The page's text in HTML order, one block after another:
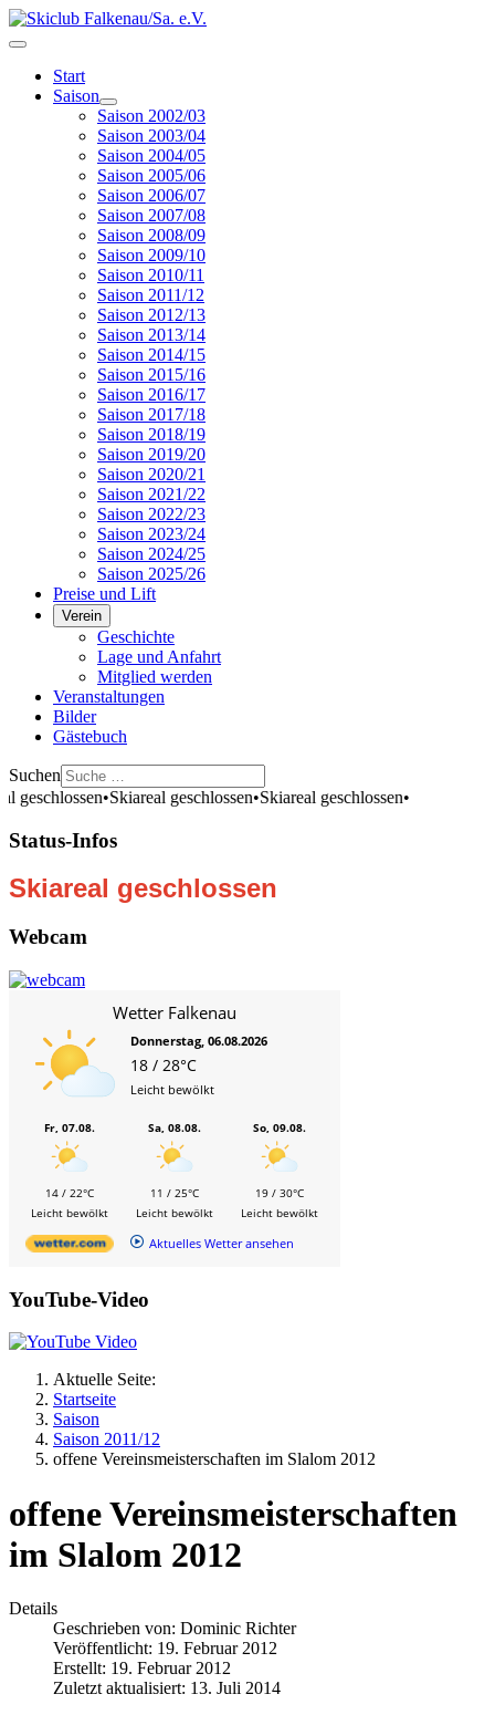
Start
Saison
Saison 2002/03
Saison 2003/04
Saison 2004/05
Saison 2005/06
Saison 2006/07
Saison 2007/08
Saison 2008/09
Saison 2009/10
Saison 2010/11
Saison 2011/12
Saison 2012/13
Saison 2013/14
Saison 2014/15
Saison 2015/16
Saison 2016/17
Saison 2017/18
Saison 2018/19
Saison 2019/20
Saison 2020/21
Saison 2021/22
Saison 2022/23
Saison 2023/24
Saison 2024/25
Saison 2025/26
Preise und Lift
Verein
Geschichte
Lage und Anfahrt
Mitglied werden
Veranstaltungen
Bilder
Gästebuch
Suchen
geschlossen•Skiareal geschlossen•Skiareal geschlossen•
Status-Infos
Skiareal geschlossen
Webcam
Wetter Falkenau
Donnerstag, 06.08.2026
18 / 28°C
Leicht bewölkt
Fr, 07.08.
14 / 22°C
Leicht bewölkt
Sa, 08.08.
11 / 25°C
Leicht bewölkt
So, 09.08.
19 / 30°C
Leicht bewölkt
Aktuelles Wetter ansehen
YouTube-Video
Aktuelle Seite:
Startseite
Saison
Saison 2011/12
offene Vereinsmeisterschaften im Slalom 2012
offene Vereinsmeisterschaften
im Slalom 2012
Details
Geschrieben von: Dominic Richter
Veröffentlicht: 19. Februar 2012
Erstellt: 19. Februar 2012
Zuletzt aktualisiert: 13. Juli 2014